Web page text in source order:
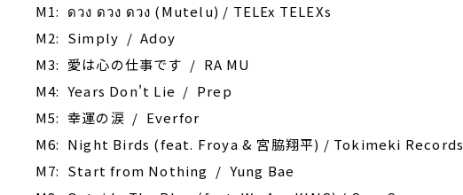
M1: ดวง ดวง ดวง (Mutelu) / TELEx TELEXs
M2: Simply / Adoy
M3: 愛は心の仕事です / RA MU
M4: Years Don't Lie / Prep
M5: 幸運の涙 / Everfor
M6: Night Birds (feat. Froya & 宮脇翔平) / Tokimeki Records
M7: Start from Nothing / Yung Bae